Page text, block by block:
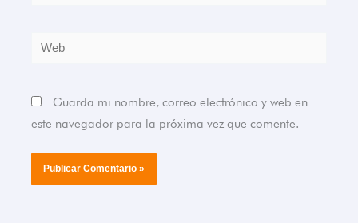
Web
Guarda mi nombre, correo electrónico y web en
este navegador para la próxima vez que comente.